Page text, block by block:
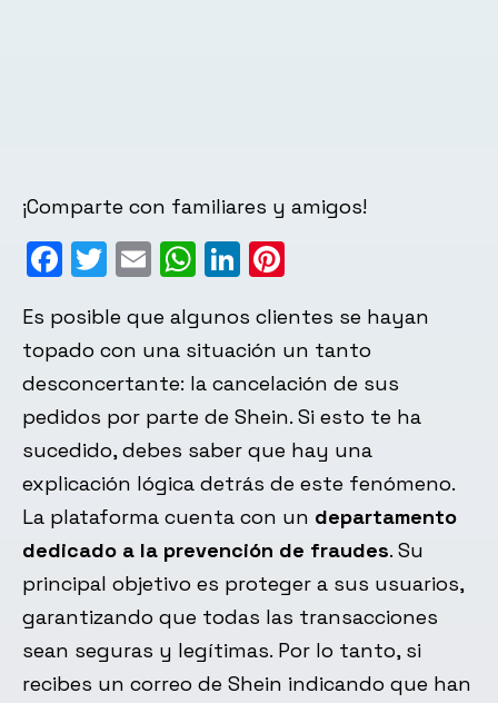
¡Comparte con familiares y amigos!
Facebook
Twitter
EmailWhatsApp
LinkedIn
Es posible que algunos clientes se hayan
topado con una situación un tanto
desconcertante: la cancelación de sus
pedidos por parte de Shein. Si esto te ha
sucedido, debes saber que hay una
explicación lógica detrás de este fenómeno.
La plataforma cuenta con un departamento
dedicado a la prevención de fraudes. Su
principal objetivo es proteger a sus usuarios,
garantizando que todas las transacciones
sean seguras y legítimas. Por lo tanto, si
recibes un correo de Shein indicando que han